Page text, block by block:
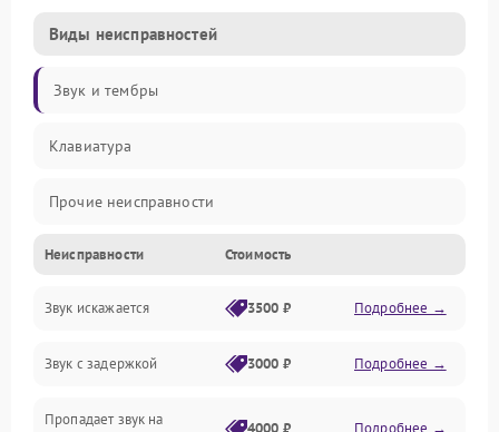
Виды неисправностей
Звук и тембры
Клавиатура
Прочие неисправности
Включение и работа
Управление и электроника
Подключения и интерфейсы
Педали и стойка
Неисправности Стоимость
Звук искажается 3500 ₽ Подробнее →
Звук с задержкой 3000 ₽ Подробнее →
Пропадает звук на
4000 ₽ Подробнее →